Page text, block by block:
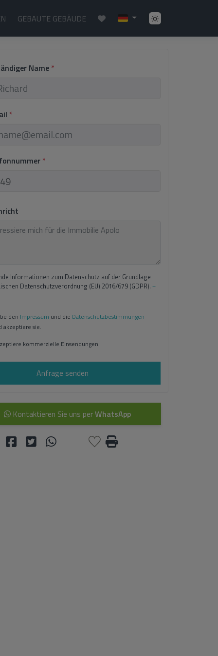
GEBAUTE GEBÄUDE
Name *
*
*
Informationen zum Datenschutz auf der Grundlage
Datenschutzverordnung (EU) 2016/679 (GDPR). +
den Impressum und die Datenschutzbestimmungen
akzeptiere sie.
kommerzielle Einsendungen
Anfrage senden
Kontaktieren Sie uns perWhatsApp